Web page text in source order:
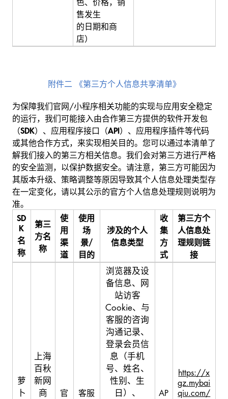
色、价格，销
售发生
的日期和商
店）
附件二 《第三方个人信息共享清单》
为保障我们官网/小程序相关功能的实现与应用安全稳定
的运行，我们可能接入由合作第三方提供的软件开发包
（SDK）、应用程序接口（API ）、应用程序插件等代码
或其他合作方式，来实现相关目的。您可以通过本清单了
解我们接入的第三方相关信息。我们会对第三方进行严格
的安全监测，以保护数据安全。请注意，第三方可能因为
其版本升级、策略调整等原因导致其个人信息处理类型存
在一定变化，请以其公示的官方个人信息处理规则说明为
准。
SD
K
名
称
第三
方名
称
使
用
渠
道
使用
场
景/
目的
涉及的个人
信息类型
收
集
方
式
第三方个
人信息处
理规则链
接
萝
卜
上海
百秋
新网
商
官
客服
浏览器及设
备信息、网
站访客
Cookie、与
客服的咨询
沟通记录、
登录会员信
息（手机
号、姓名、
性别、生
日）、
AP
https://x
gz.mybai
qiu.com/